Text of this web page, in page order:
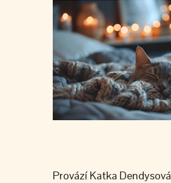
Provází Katka Dendysová